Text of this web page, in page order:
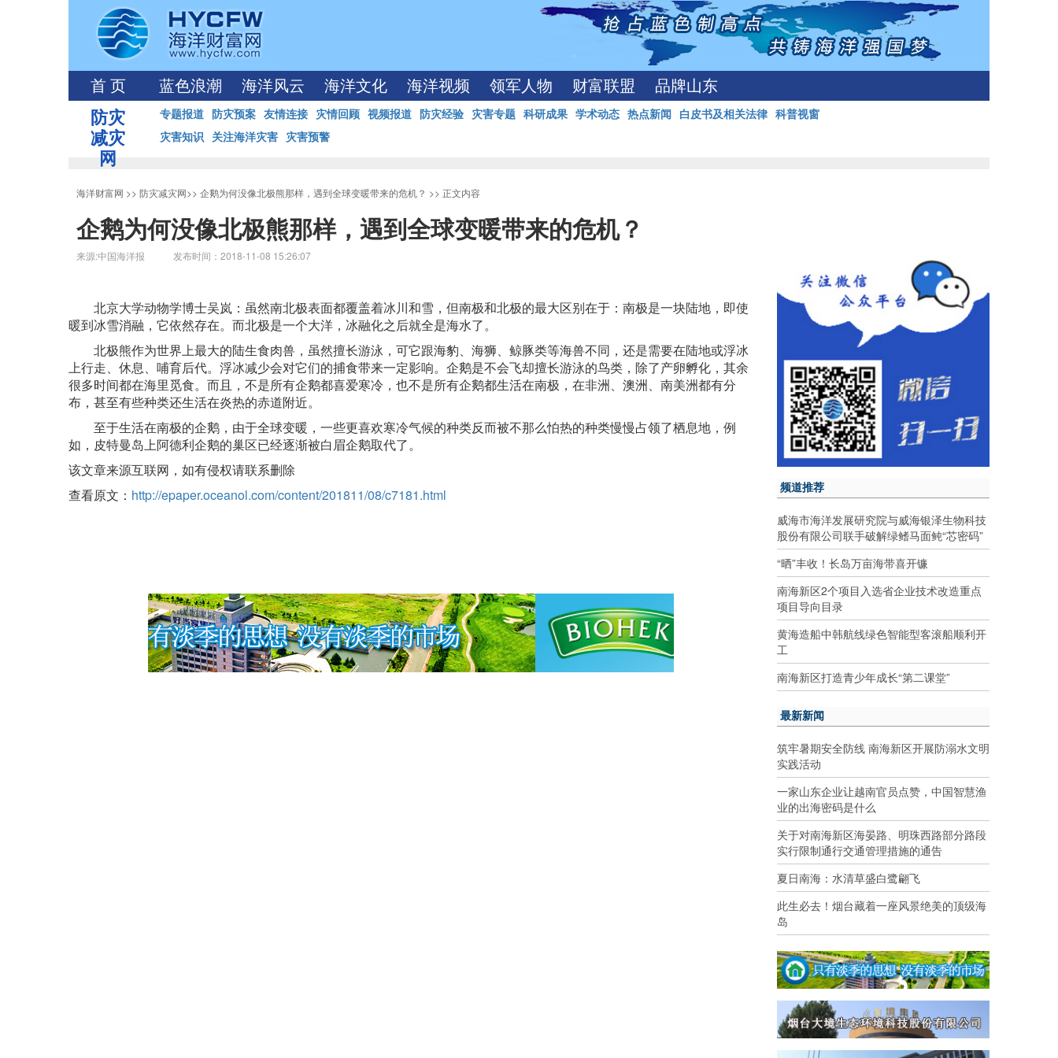
首 页 蓝色浪潮 海洋风云 海洋文化 海洋视频 领军人物 财富联盟 品牌山东
防灾
减灾
网
专题报道 防灾预案 友情连接 灾情回顾 视频报道 防灾经验 灾害专题 科研成果 学术动态 热点新闻 白皮书及相关法律 科普视窗
灾害知识 关注海洋灾害 灾害预警
海洋财富网 >> 防灾减灾网>> 企鹅为何没像北极熊那样，遇到全球变暖带来的危机？ >> 正文内容
企鹅为何没像北极熊那样，遇到全球变暖带来的危机？
来源:中国海洋报 发布时间：2018-11-08 15:26:07
北京大学动物学博士吴岚：虽然南北极表面都覆盖着冰川和雪，但南极和北极的最大区别在于：南极是一块陆地，即使
暖到冰雪消融，它依然存在。而北极是一个大洋，冰融化之后就全是海水了。
北极熊作为世界上最大的陆生食肉兽，虽然擅长游泳，可它跟海豹、海狮、鲸豚类等海兽不同，还是需要在陆地或浮冰
上行走、休息、哺育后代。浮冰减少会对它们的捕食带来一定影响。企鹅是不会飞却擅长游泳的鸟类，除了产卵孵化，其余
很多时间都在海里觅食。而且，不是所有企鹅都喜爱寒冷，也不是所有企鹅都生活在南极，在非洲、澳洲、南美洲都有分
布，甚至有些种类还生活在炎热的赤道附近。
至于生活在南极的企鹅，由于全球变暖，一些更喜欢寒冷气候的种类反而被不那么怕热的种类慢慢占领了栖息地，例
如，皮特曼岛上阿德利企鹅的巢区已经逐渐被白眉企鹅取代了。
该文章来源互联网，如有侵权请联系删除
查看原文： http://epaper.oceanol.com/content/201811/08/c7181.html 频道推荐
威海市海洋发展研究院与威海银泽生物科技
股份有限公司联手破解绿鳍马面鲀“芯密码”
“晒”丰收！长岛万亩海带喜开镰
南海新区2个项目入选省企业技术改造重点
项目导向目录
黄海造船中韩航线绿色智能型客滚船顺利开
工
南海新区打造青少年成长“第二课堂”
最新新闻
筑牢暑期安全防线 南海新区开展防溺水文明
实践活动
一家山东企业让越南官员点赞，中国智慧渔
业的出海密码是什么
关于对南海新区海晏路、明珠西路部分路段
实行限制通行交通管理措施的通告
夏日南海：水清草盛白鹭翩飞
此生必去！烟台藏着一座风景绝美的顶级海
岛